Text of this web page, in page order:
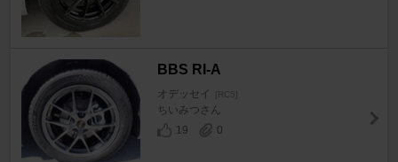
BBS RI-A
オデッセイ [RC5]
ちいみつさん
19
0